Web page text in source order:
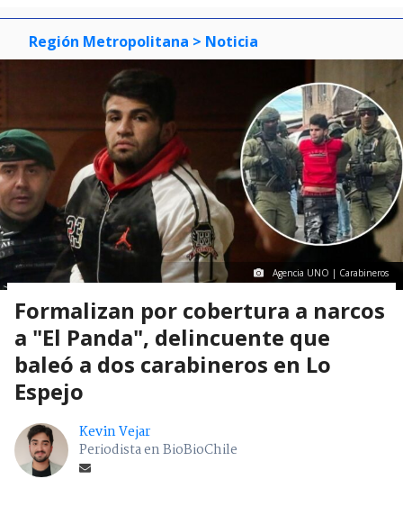
Región Metropolitana > Noticia
Agencia UNO | Carabineros
Formalizan por cobertura a narcos
a "El Panda", delincuente que
baleó a dos carabineros en Lo
Espejo
Kevin Vejar
Periodista en BioBioChile